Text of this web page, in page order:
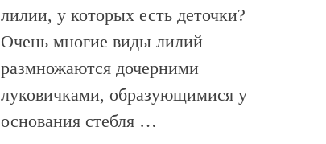
лилии, у которых есть деточки?
Очень многие виды лилий
размножаются дочерними
луковичками, образующимися у
основания стебля …